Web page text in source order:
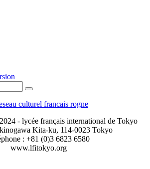
- lycée français international de Tokyo
Kita-ku, 114-0023 Tokyo
: +81 (0)3 6823 6580
www.lfitokyo.org